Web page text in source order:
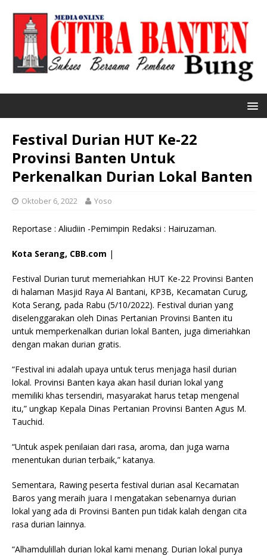
Festival Durian HUT Ke-22
Provinsi Banten Untuk
Perkenalkan Durian Lokal Banten
Oktober 6, 2022 Yoso
Reportase : Aliudiin -Pemimpin Redaksi : Hairuzaman.
Kota Serang, CBB.com |
Festival Durian turut memeriahkan HUT Ke-22 Provinsi Banten
di halaman Masjid Raya Al Bantani, KP3B, Kecamatan Curug,
Kota Serang, pada Rabu (5/10/2022). Festival durian yang
diselenggarakan oleh Dinas Pertanian Provinsi Banten itu
untuk memperkenalkan durian lokal Banten, juga dimeriahkan
dengan makan durian gratis.
“Festival ini adalah upaya untuk terus menjaga hasil durian
lokal. Provinsi Banten kaya akan hasil durian lokal yang
memiliki khas tersendiri, masyarakat harus tetap mengenal
itu,” ungkap Kepala Dinas Pertanian Provinsi Banten Agus M.
Tauchid.
“Untuk aspek penilaian dari rasa, aroma, dan juga warna
menentukan durian terbaik,” katanya.
Sementara, Rawing peserta festival durian asal Kecamatan
Baros yang meraih juara I mengatakan sebenarnya durian
lokal yang ada di Provinsi Banten pun tidak kalah dengan cita
rasa durian lainnya.
“Alhamdulillah durian lokal kami menang. Durian lokal punya